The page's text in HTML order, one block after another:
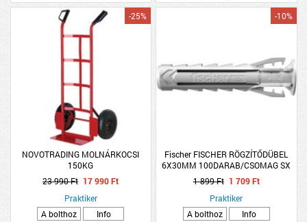
NOVOTRADING MOLNÁRKOCSI
150KG
-25%
23 990 Ft 17 990 Ft
Praktiker
A bolthoz
Info
Fischer FISCHER RÖGZÍTŐDÜBEL
6X30MM 100DARAB/CSOMAG SX
PLUS
-10%
1 899 Ft 1 709 Ft
Praktiker
A bolthoz
Info